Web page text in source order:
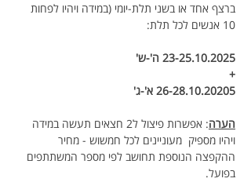
ברצף אחד או בשני תלת-יומי (במידה ויהיו לפחות
10 אנשים לכל תלת:
23-25.10.2025 ה'-ש'
+
26-28.10.20205 א'-ג'
הערה
: אפשרות פיצול ל2 חצאים תעשה במידה
ויהיו מספיק  מעוניינים לכל חמשוש - מחיר
ההקפצה הנוספת תחושב לפי מספר המשתתפים
בפועל.